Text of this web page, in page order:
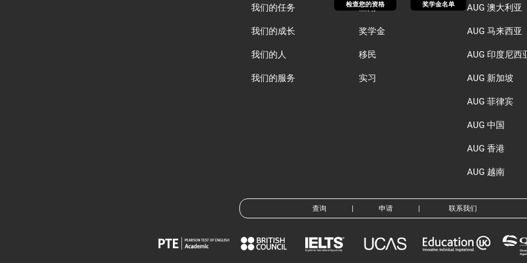
检查您的资格 奖学金名单
我们的任务
我们的成长
我们的人
我们的服务
应用
奖学金
移民
实习
AUG 澳大利亚
AUG 马来西亚
AUG 印度尼西
AUG 新加坡
AUG 菲律宾
AUG 中国
AUG 香港
AUG 越南
查询 申请 联系我们